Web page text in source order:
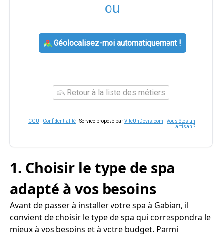
ou
Géolocalisez-moi automatiquement !
Retour à la liste des métiers
CGU - Confidentialité- Service proposé parViteUnDevis.com -Vous êtes un
artisan ?
1. Choisir le type de spa
adapté à vos besoins
Avant de passer à installer votre spa à Gabian, il
convient de choisir le type de spa qui correspondra le
mieux à vos besoins et à votre budget. Parmi